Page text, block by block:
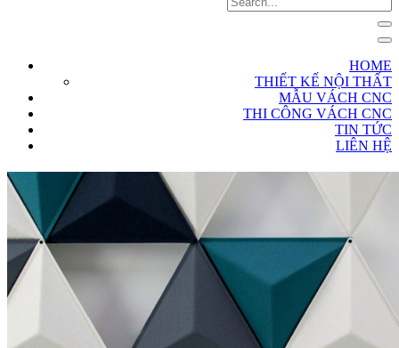
HOME
THIẾT KẾ NỘI THẤT
MẪU VÁCH CNC
THI CÔNG VÁCH CNC
TIN TỨC
LIÊN HỆ